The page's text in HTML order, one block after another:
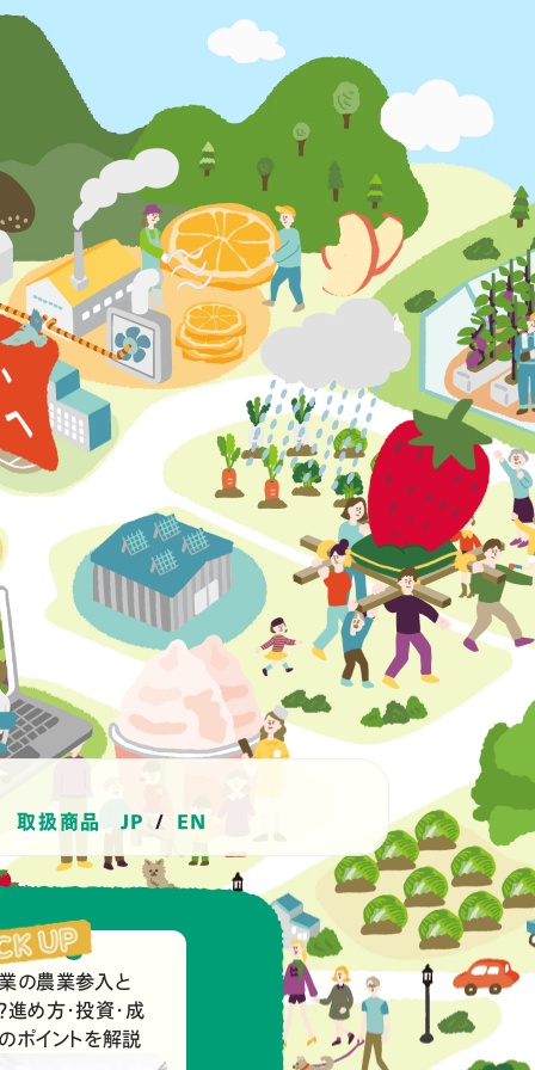
取扱商品 JP / EN
の農業参入と
進め方・投資・成
ポイントを解説